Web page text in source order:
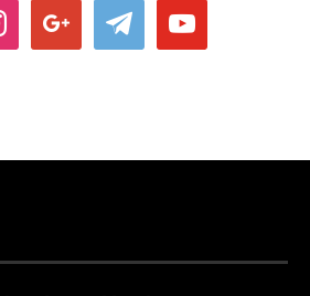
google telegram youtube